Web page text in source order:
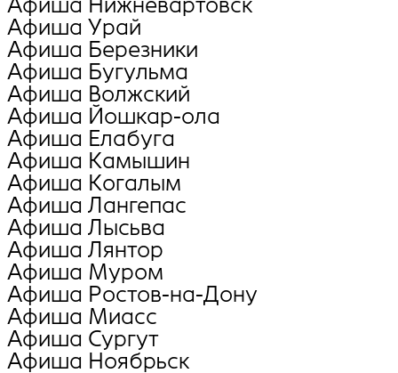
Афиша Нижневартовск
Афиша Урай
Афиша Березники
Афиша Бугульма
Афиша Волжский
Афиша Йошкар-ола
Афиша Елабуга
Афиша Камышин
Афиша Когалым
Афиша Лангепас
Афиша Лысьва
Афиша Лянтор
Афиша Муром
Афиша Ростов-на-Дону
Афиша Миасс
Афиша Сургут
Афиша Ноябрьск